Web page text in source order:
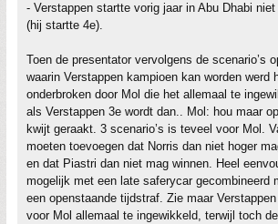
- Verstappen startte vorig jaar in Abu Dhabi
(hij startte 4e).
Toen de presentator vervolgens de scenario’s
waarin Verstappen kampioen kan worden werd
onderbroken door Mol die het allemaal te
als Verstappen 3e wordt dan.. Mol: hou maar
kwijt geraakt. 3 scenario’s is teveel voor Mol.
moeten toevoegen dat Norris dan niet hoger
en dat Piastri dan niet mag winnen. Heel
mogelijk met een late saferycar gecombineerd
een openstaande tijdstraf. Zie maar
voor Mol allemaal te ingewikkeld, terwijl toch